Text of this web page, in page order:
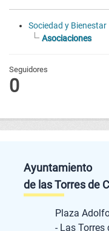
Sociedad y Bienestar
Asociaciones
Seguidores
0
de las Torres de
Plaza
- Las